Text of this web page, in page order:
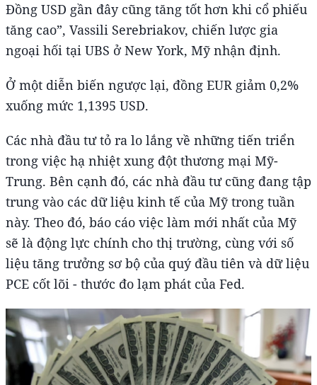
Đồng USD gần đây cũng tăng tốt hơn khi cổ phiếu
tăng cao”, Vassili Serebriakov, chiến lược gia
ngoại hối tại UBS ở New York, Mỹ nhận định.
Ở một diễn biến ngược lại, đồng EUR giảm 0,2%
xuống mức 1,1395 USD.
Các nhà đầu tư tỏ ra lo lắng về những tiến triển
trong việc hạ nhiệt xung đột thương mại Mỹ-
Trung. Bên cạnh đó, các nhà đầu tư cũng đang tập
trung vào các dữ liệu kinh tế của Mỹ trong tuần
này. Theo đó, báo cáo việc làm mới nhất của Mỹ
sẽ là động lực chính cho thị trường, cùng với số
liệu tăng trưởng sơ bộ của quý đầu tiên và dữ liệu
PCE cốt lõi - thước đo lạm phát của Fed.